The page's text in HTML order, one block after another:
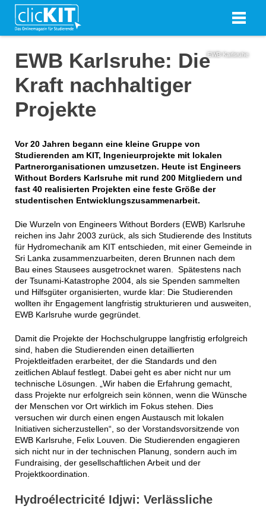
EWB Karlsruhe
EWB Karlsruhe: Die
Kraft nachhaltiger
Projekte
Vor 20 Jahren begann eine kleine Gruppe von
Studierenden am KIT, Ingenieurprojekte mit lokalen
Partnerorganisationen umzusetzen. Heute ist Engineers
Without Borders Karlsruhe mit rund 200 Mitgliedern und
fast 40 realisierten Projekten eine feste Größe der
studentischen Entwicklungszusammenarbeit.
Die Wurzeln von Engineers Without Borders (EWB) Karlsruhe
reichen ins Jahr 2003 zurück, als sich Studierende des Instituts
für Hydromechanik am KIT entschieden, mit einer Gemeinde in
Sri Lanka zusammenzuarbeiten, deren Brunnen nach dem
Bau eines Stausees ausgetrocknet waren. Spätestens nach
der Tsunami-Katastrophe 2004, als sie Spenden sammelten
und Hilfsgüter organisierten, wurde klar: Die Studierenden
wollten ihr Engagement langfristig strukturieren und ausweiten,
EWB Karlsruhe wurde gegründet.
Damit die Projekte der Hochschulgruppe langfristig erfolgreich
sind, haben die Studierenden einen detaillierten
Projektleitfaden erarbeitet, der die Standards und den
zeitlichen Ablauf festlegt. Dabei geht es aber nicht nur um
technische Lösungen. „Wir haben die Erfahrung gemacht,
dass Projekte nur erfolgreich sein können, wenn die Wünsche
der Menschen vor Ort wirklich im Fokus stehen. Dies
versuchen wir durch einen engen Austausch mit lokalen
Initiativen sicherzustellen“, so der Vorstandsvorsitzende von
EWB Karlsruhe, Felix Louven. Die Studierenden engagieren
sich nicht nur in der technischen Planung, sondern auch im
Fundraising, der gesellschaftlichen Arbeit und der
Projektkoordination.
Hydroélectricité Idjwi: Verlässliche